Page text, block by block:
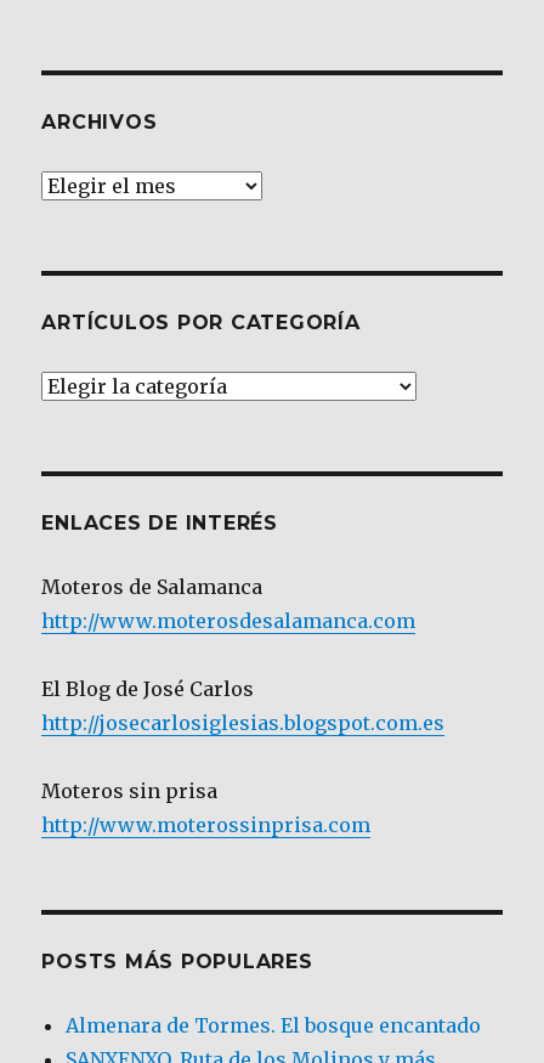
ARCHIVOS
Archivos
ARTÍCULOS POR CATEGORÍA
Artículos
ENLACES DE INTERÉS
Moteros de Salamanca
http://www.moterosdesalamanca.com
El Blog de José Carlos
http://josecarlosiglesias.blogspot.com.es
Moteros sin prisa
http://www.moterossinprisa.com
POSTS MÁS POPULARES
Almenara de Tormes. El bosque encantado